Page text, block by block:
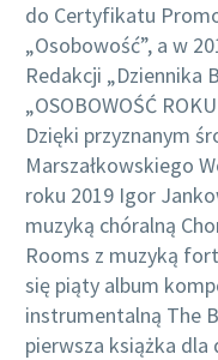
do Certyfikatu
„Osobowość”, a w
Redakcji „Dziennika
„OSOBOWOŚĆ
Dzięki przyznanym
Marszałkowskiego
roku 2019 Igor
muzyką chóralną
Rooms z muzyką
się piąty album
instrumentalną The
pierwsza książka dla